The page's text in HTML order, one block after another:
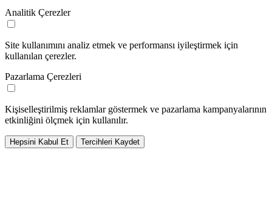
Analitik Çerezler
Site kullanımını analiz etmek ve performansı iyileştirmek için
kullanılan çerezler.
Pazarlama Çerezleri
Kişiselleştirilmiş reklamlar göstermek ve pazarlama kampanyalarının
etkinliğini ölçmek için kullanılır.
Hepsini Kabul Et Tercihleri Kaydet